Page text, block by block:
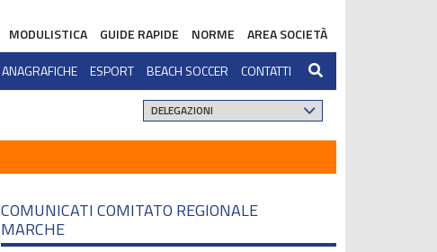
MODULISTICA GUIDE RAPIDE NORME
AREA SOCIETÀ
ANAGRAFICHE ESPORT BEACH SOCCER CONTATTI
COMUNICATI COMITATO REGIONALE
MARCHE